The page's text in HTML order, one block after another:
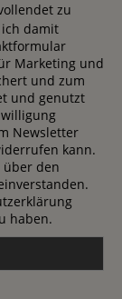
zu
damit
Marketing und
und zum
und genutzt
Newsletter
kann.
über den
haben.